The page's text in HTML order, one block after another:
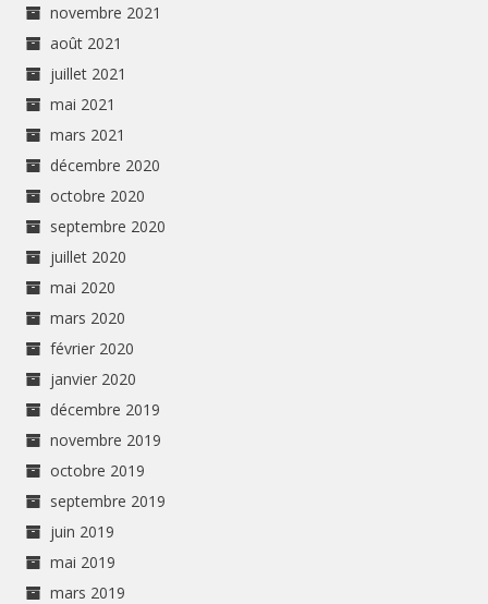
novembre 2021
août 2021
juillet 2021
mai 2021
mars 2021
décembre 2020
octobre 2020
septembre 2020
juillet 2020
mai 2020
mars 2020
février 2020
janvier 2020
décembre 2019
novembre 2019
octobre 2019
septembre 2019
juin 2019
mai 2019
mars 2019